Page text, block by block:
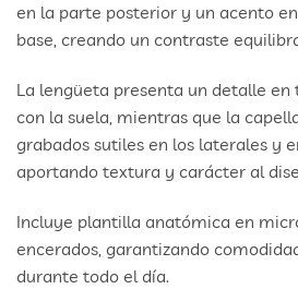
en la parte posterior y un acento
base, creando un contraste
La lengüeta presenta un detalle en
con la suela, mientras que la
grabados sutiles en los laterales y
aportando textura y carácter al
Incluye plantilla anatómica en
encerados, garantizando
durante todo el día.